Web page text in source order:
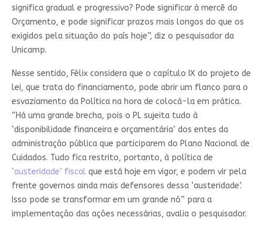
significa gradual e progressivo? Pode significar à mercê do
Orçamento, e pode significar prazos mais longos do que os
exigidos pela situação do país hoje”, diz o pesquisador da
Unicamp.
Nesse sentido, Félix considera que o capítulo IX do projeto de
lei, que trata do financiamento, pode abrir um flanco para o
esvaziamento da Política na hora de colocá-la em prática.
“Há uma grande brecha, pois o PL sujeita tudo à
‘disponibilidade financeira e orçamentária’ dos entes da
administração pública que participarem do Plano Nacional de
Cuidados. Tudo fica restrito, portanto, à política de
‘austeridade’ fiscalque está hoje em vigor, e podem vir pela
frente governos ainda mais defensores dessa ‘austeridade’.
Isso pode se transformar em um grande nó” para a
implementação das ações necessárias, avalia o pesquisador.